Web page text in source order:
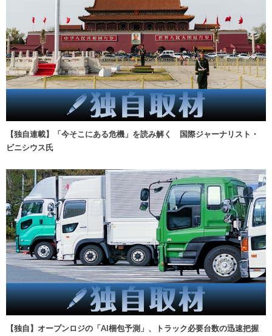
【独自連載】「今そこにある危機」を読み解く 国際ジャーナリスト・
ビニシウス氏
【独自】オープンロジの「AI梱包予測」、トラック必要台数の迅速把握